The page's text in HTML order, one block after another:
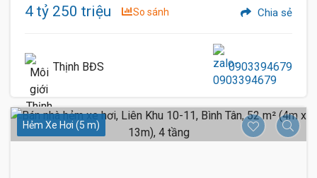
4 tỷ 250 triệu So sánh Chia sẻ
Thịnh BĐS 0903394679
Hẻm Xe Hơi (5 m)